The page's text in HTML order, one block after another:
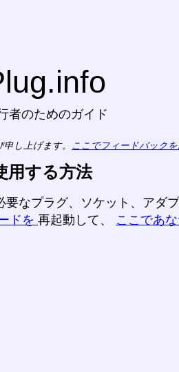
者のためのガイド
し上げます。 ここでフィードバック
用する方法
なプラグ、ソケット、アダ
ドを 再起動して、 ここであ